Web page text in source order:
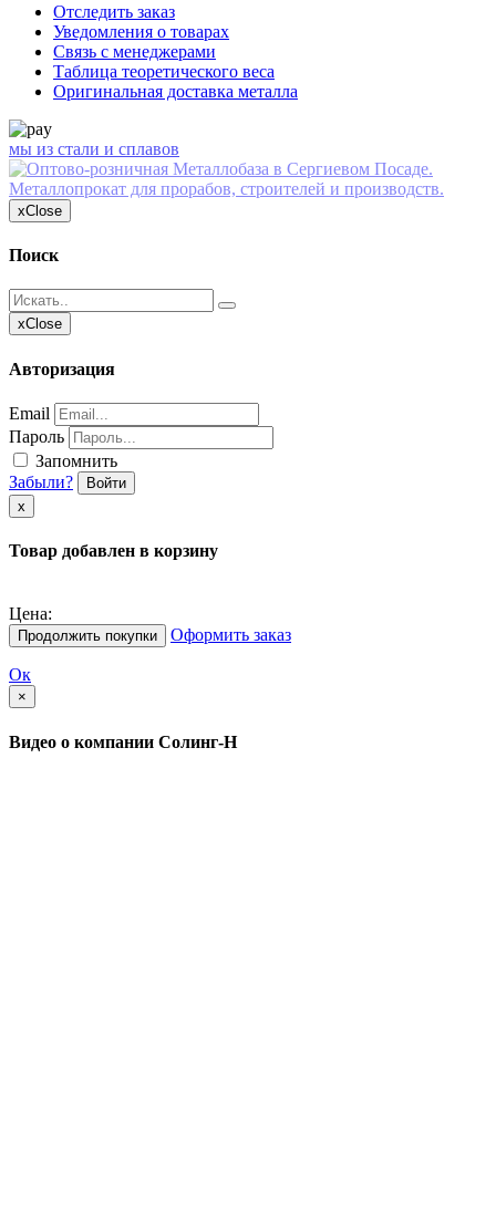
Отследить заказ
Уведомления о товарах
Связь с менеджерами
Таблица теоретического веса
Оригинальная доставка металла
мы из стали и сплавов
xClose
Поиск
xClose
Авторизация
Email
Пароль
Запомнить
Забыли?
Войти
х
Товар добавлен в корзину
Цена:
Продолжить покупки Оформить заказ
Ок
×
Видео о компании Солинг-Н